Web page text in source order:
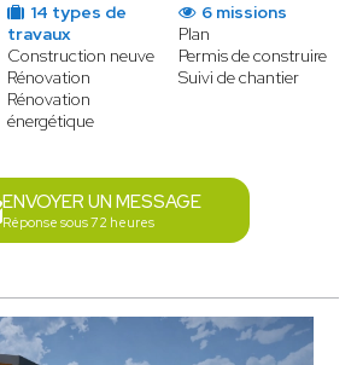
14 types de
travaux
Construction neuve
Rénovation
Rénovation
énergétique
6 missions
Plan
Permis de construire
Suivi de chantier
ENVOYER UN MESSAGE
Réponse sous 72 heures